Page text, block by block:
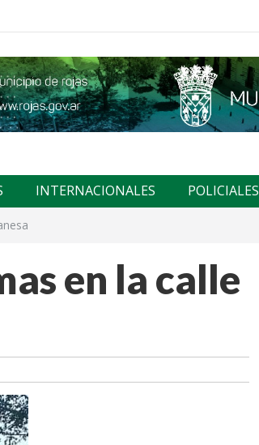
INTERNACIONALES POLICIALES
en la calle